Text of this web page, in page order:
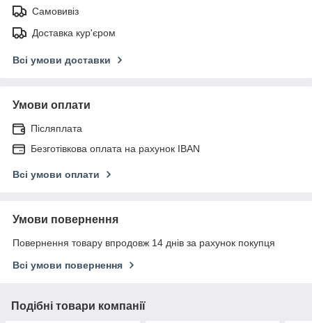
Самовивіз
Доставка кур'єром
Всі умови доставки
Умови оплати
Післяплата
Безготівкова оплата на рахунок IBAN
Всі умови оплати
Умови повернення
Повернення товару впродовж 14 днів за рахунок покупця
Всі умови повернення
Подібні товари компанії